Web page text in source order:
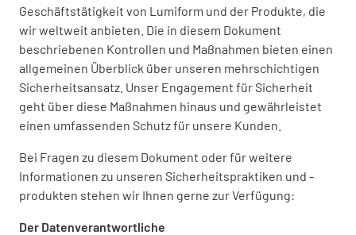
Geschäftstätigkeit von Lumiform und der Produkte, die
wir weltweit anbieten. Die in diesem Dokument
beschriebenen Kontrollen und Maßnahmen bieten einen
allgemeinen Überblick über unseren mehrschichtigen
Sicherheitsansatz. Unser Engagement für Sicherheit
geht über diese Maßnahmen hinaus und gewährleistet
einen umfassenden Schutz für unsere Kunden.
Bei Fragen zu diesem Dokument oder für weitere
Informationen zu unseren Sicherheitspraktiken und -
produkten stehen wir Ihnen gerne zur Verfügung:
Der Datenverantwortliche